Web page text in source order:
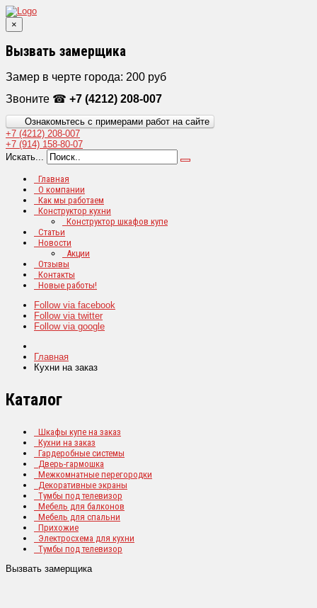
×
Вызвать замерщика
Замер в черте города: 200 руб
Звоните ☎ +7 (4212) 208-007
Ознакомьтесь с примерами работ на сайте
+7 (4212) 208-007
+7 (914) 158-80-07
Искать...
Главная
О компании
Как мы работаем
Конструктор кухни
Конструктор шкафов купе
Статьи
Новости
Акции
Отзывы
Контакты
Новые работы!
Follow via facebook
Follow via twitter
Follow via google
Главная
Кухни на заказ
Каталог
Шкафы купе на заказ
Кухни на заказ
Гардеробные системы
Дверь-гармошка
Межкомнатные перегородки
Декоративные экраны
Тумбы под телевизор
Мебель для балконов
Мебель для спальни
Прихожие
Электросхема для кухни
Тумбы под телевизор
Вызвать замерщика